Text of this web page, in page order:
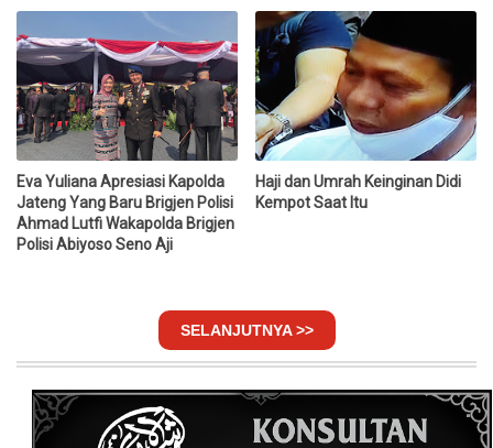
Eva Yuliana Apresiasi Kapolda
Jateng Yang Baru Brigjen Polisi
Ahmad Lutfi Wakapolda Brigjen
Polisi Abiyoso Seno Aji
Haji dan Umrah Keinginan Didi
Kempot Saat Itu
SELANJUTNYA >>